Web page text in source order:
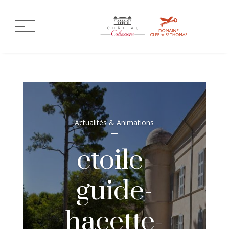
Actualités & Animations
etoile-
guide-
hacette-